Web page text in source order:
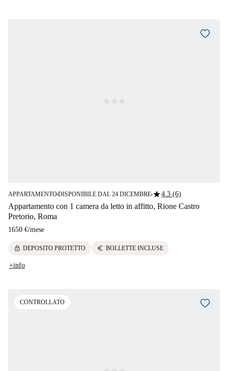
APPARTAMENTO■DISPONIBILE DAL 24 DICEMBRE■star4.3 (6)
Appartamento con 1 camera da letto in affitto, Rione Castro
Pretorio, Roma
1650 €/mese
lock DEPOSITO PROTETTO euro BOLLETTE INCLUSE
+info
CONTROLLATO